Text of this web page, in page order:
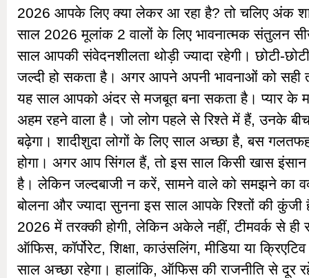
2026 आपके लिए क्या लेकर आ रहा है? तो चलिए अंक
साल 2026 मूलांक 2 वालों के लिए भावनात्मक संतुलन
साल आपकी संवेदनशीलता थोड़ी ज्यादा रहेगी। छोटी-
जल्दी हो सकता है। अगर आपने अपनी भावनाओं को सही
यह साल आपको अंदर से मजबूत बना सकता है। प्यार के
अहम रहने वाला है। जो लोग पहले से रिश्ते में हैं, उनके
बढ़ेगा। शादीशुदा लोगों के लिए साल अच्छा है, बस
होगा। अगर आप सिंगल हैं, तो इस साल किसी खास
है। लेकिन जल्दबाजी न करें, सामने वाले को समझने का
बोलना और ज्यादा सुनना इस साल आपके रिश्तों की
2026 में तरक्की होगी, लेकिन अकेले नहीं, टीमवर्क से ही
ऑफिस, कॉर्पोरेट, शिक्षा, काउंसलिंग, मीडिया या
साल अच्छा रहेगा। हालांकि, ऑफिस की राजनीति से दूर